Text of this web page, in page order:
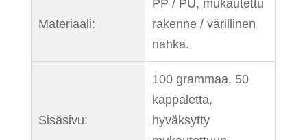
Materiaali:
PP / PU, mukautettu
rakenne / värillinen
nahka.
Sisäsivu:
100 grammaa, 50
kappaletta,
hyväksytty